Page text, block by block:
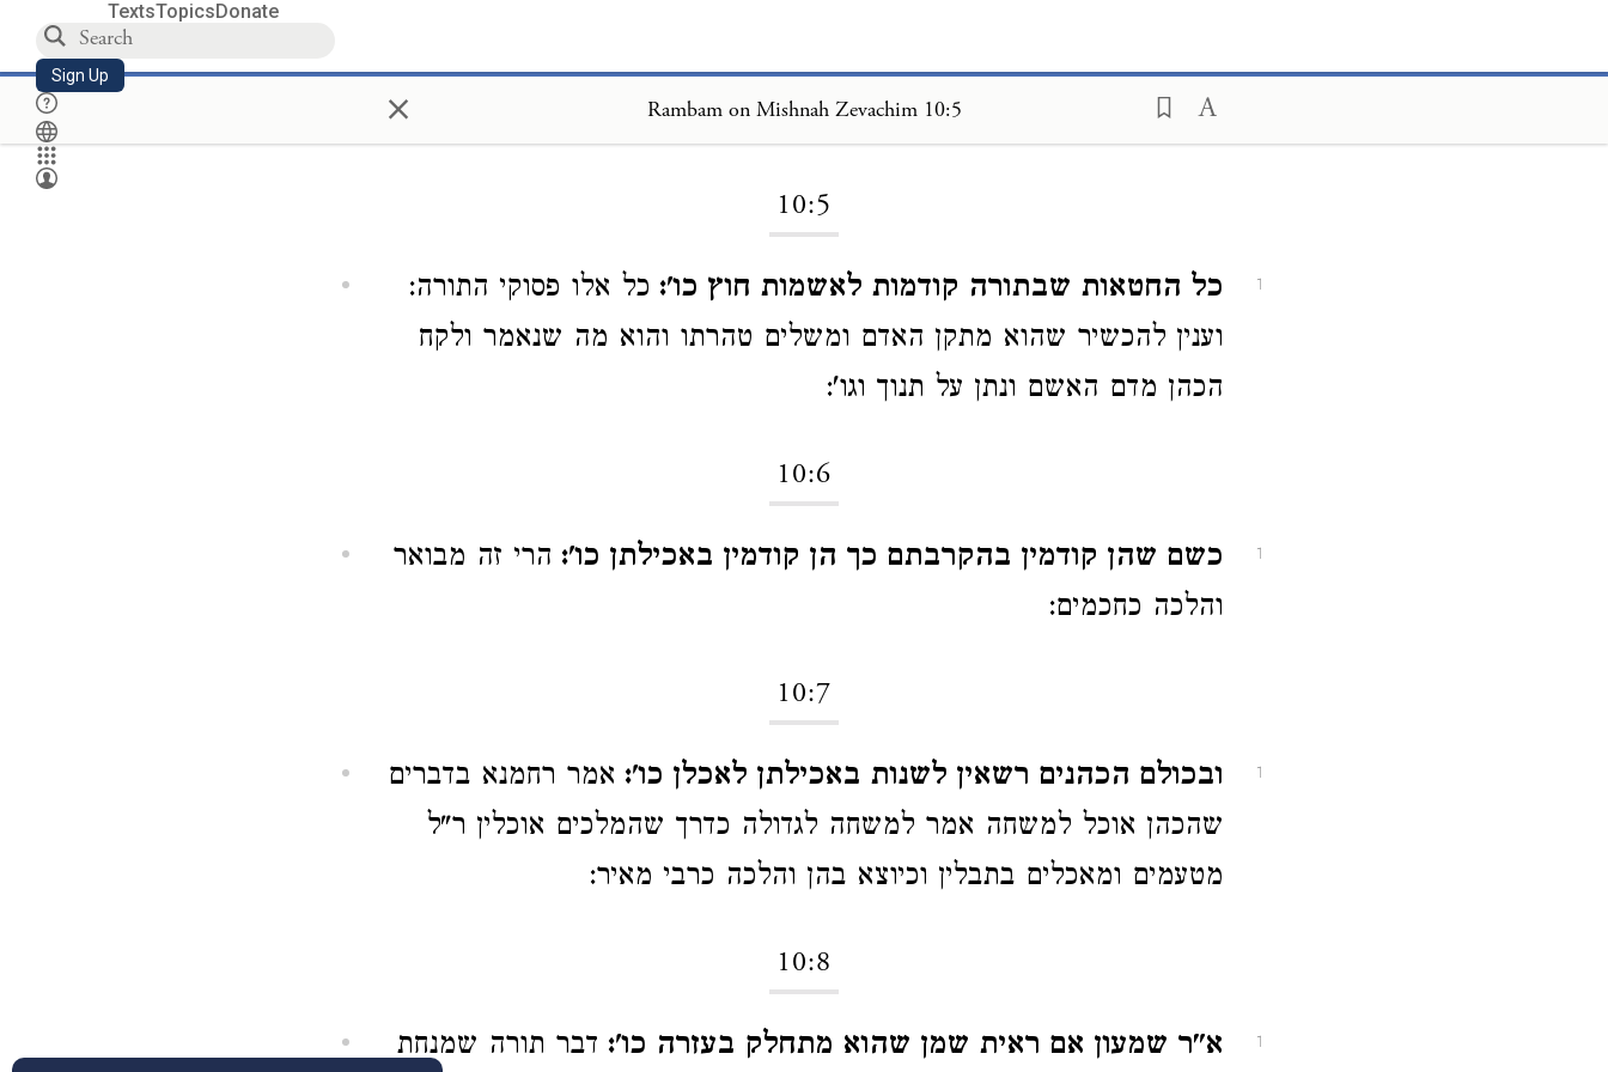
TextsTopicsDonate
Sign Up × Rambam on Mishnah Zevachim 10:5
10:5
1 כל החטאות שבתורה קודמות לאשמות חוץ כו': כל אלו פסוקי התורה:
וענין להכשיר שהוא מתקן האדם ומשלים טהרתו והוא מה שנאמר ולקח
הכהן מדם האשם ונתן על תנוך וגו':
10:6
1 כשם שהן קודמין בהקרבתם כך הן קודמין באכילתן כו': הרי זה מבואר
והלכה כחכמים:
10:7
1 ובכולם הכהנים רשאין לשנות באכילתן לאכלן כו': אמר רחמנא בדברים
שהכהן אוכל למשחה אמר למשחה לגדולה כדרך שהמלכים אוכלין ר"ל
מטעמים ומאכלים בתבלין וכיוצא בהן והלכה כרבי מאיר:
10:8
1 א"ר שמעון אם ראית שמן שהוא מתחלק בעזרה כו': דבר תורה שמנחת